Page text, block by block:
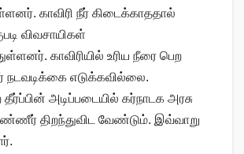
காவிரி நீர் கிடைக்காததால்
விவசாயிகள்
காவிரியில் உரிய நீரை பெற
நடவடிக்கை எடுக்கவில்லை.
அடிப்படையில் கர்நாடக அரசு
திறந்துவிட வேண்டும். இவ்வாறு